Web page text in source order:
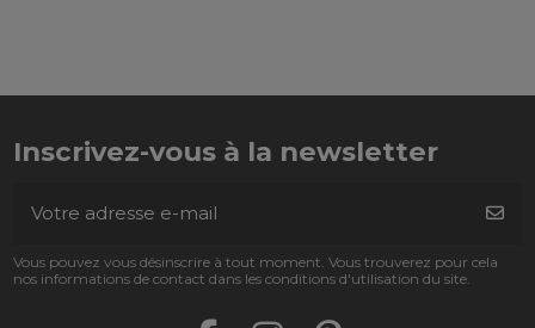
Inscrivez-vous à la newsletter
Vous pouvez vous désinscrire à tout moment. Vous trouverez pour cela
nos informations de contact dans les conditions d'utilisation du site.